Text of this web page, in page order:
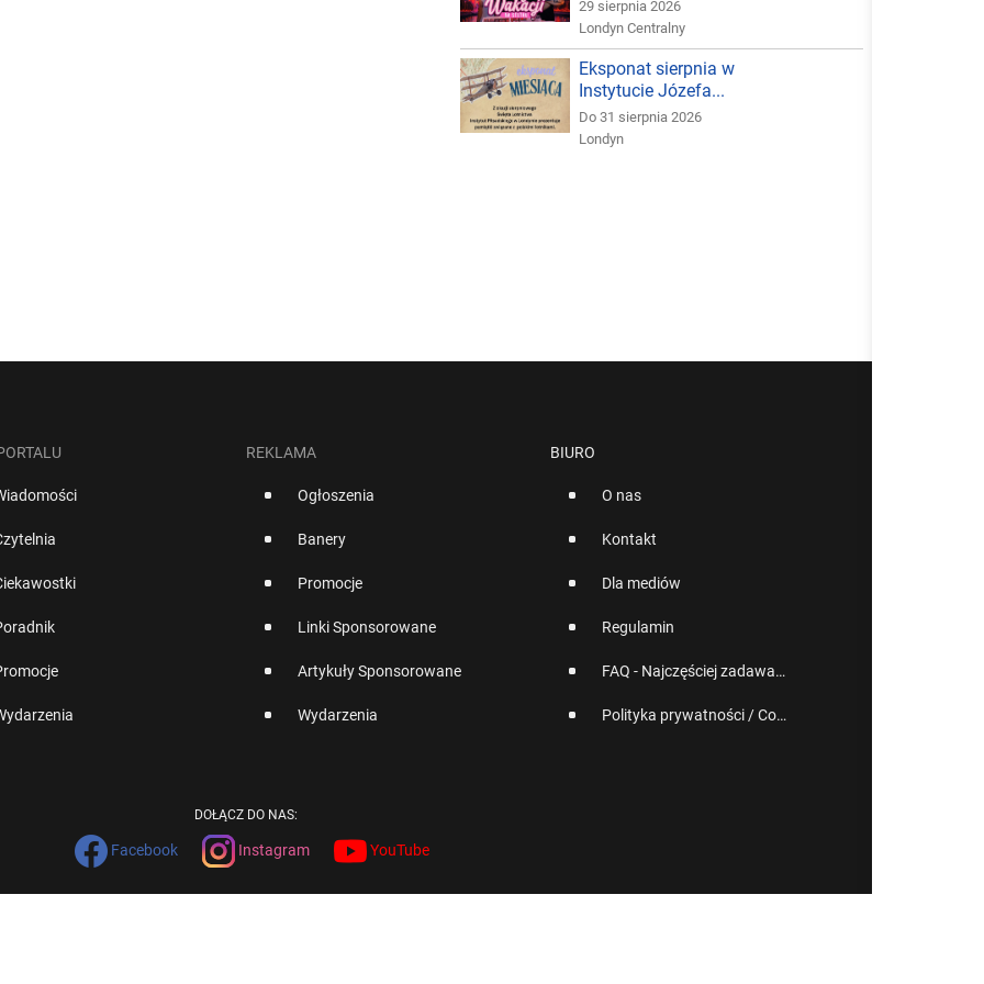
29 sierpnia 2026
Londyn Centralny
Eksponat sierpnia w
Instytucie Józefa...
Do 31 sierpnia 2026
Londyn
REKLAMA
Ogłoszenia
Banery
Promocje
Linki Sponsorowane
Artykuły Sponsorowane
Wydarzenia
BIURO
O nas
Kontakt
Dla mediów
Regulamin
FAQ - Najczęściej zadawane pytania
Polityka prywatności / Cookies
DOŁĄCZ DO NAS:
Facebook Instagram YouTube